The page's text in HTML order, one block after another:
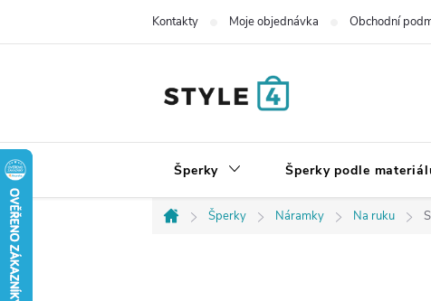
Kontakty Moje objednávka Obchodní
Šperky Šperky podle
Domů
Šperky Náramky Na ruku